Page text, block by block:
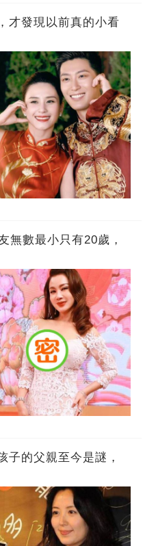
才發現以前真的小看
無數最小只有20歲，
子的父親至今是謎，